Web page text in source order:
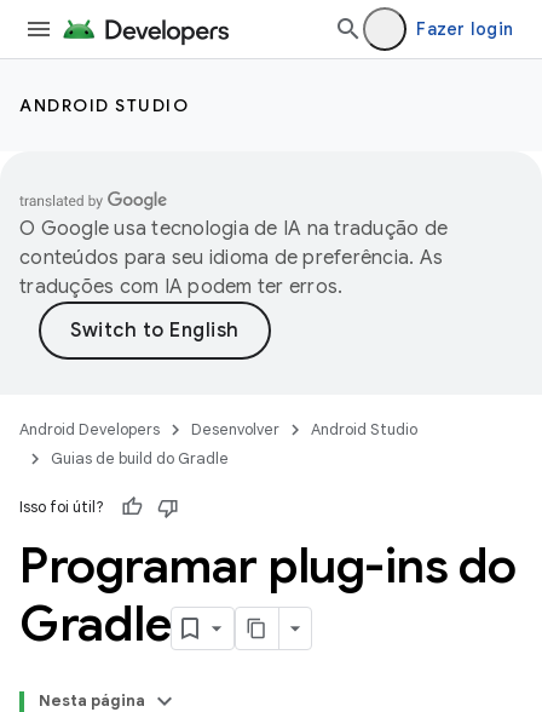
Fazer login
ANDROID STUDIO
O Google usa tecnologia de IA na tradução de
conteúdos para seu idioma de preferência. As
traduções com IA podem ter erros.
Android Developers Desenvolver
Android Studio
Guias de build do Gradle
Isso foi útil?
Programar plug-ins do
Gradle
Nesta página